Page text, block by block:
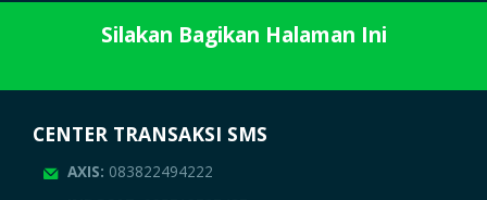
Silakan Bagikan Halaman Ini
CENTER TRANSAKSI SMS
AXIS: 083822494222